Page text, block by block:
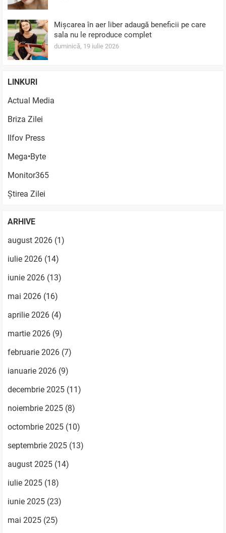
Mișcarea în aer liber adaugă beneficii pe care
sala nu le reproduce complet
duminică, 19 iulie 2026
LINKURI
Actual Media
Briza Zilei
Ilfov Press
Mega•Byte
Monitor365
Știrea Zilei
ARHIVE
august 2026 (1)
iulie 2026 (14)
iunie 2026 (13)
mai 2026 (16)
aprilie 2026 (4)
martie 2026 (9)
februarie 2026 (7)
ianuarie 2026 (9)
decembrie 2025 (11)
noiembrie 2025 (8)
octombrie 2025 (10)
septembrie 2025 (13)
august 2025 (14)
iulie 2025 (18)
iunie 2025 (23)
mai 2025 (25)